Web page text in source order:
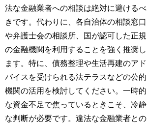
法な金融業者への相談は絶対に避けるべ
きです。代わりに、各自治体の相談窓口
や弁護士会の相談所、国が認可した正規
の金融機関を利用することを強く推奨し
ます。特に、債務整理や生活再建のアド
バイスを受けられる法テラスなどの公的
機関の活用を検討してください。一時的
な資金不足で焦っているときこそ、冷静
な判断が必要です。違法な金融業者との